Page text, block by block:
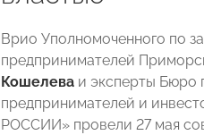
Врио Уполномоченного по
предпринимателей
Кошелева и эксперты Бюро
предпринимателей и
РОССИИ» провели 27 мая